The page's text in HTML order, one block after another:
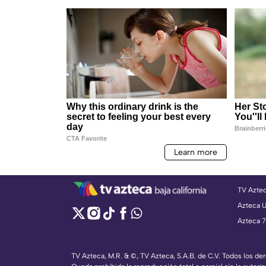
TV
Azteca
Azteca 7
TV Azteca, M.R. & ©, TV Azteca, S.A.B. de C.V. Todos los